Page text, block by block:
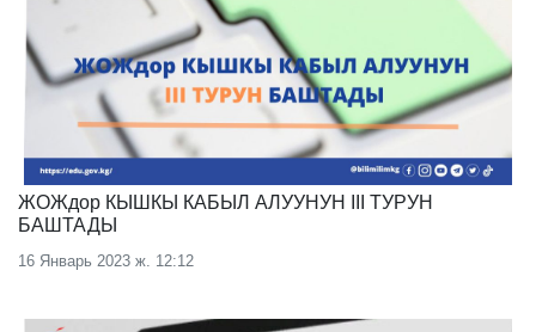
ЖОЖдор КЫШКЫ КАБЫЛ АЛУУНУН III ТУРУН
БАШТАДЫ
16 Январь 2023 ж. 12:12